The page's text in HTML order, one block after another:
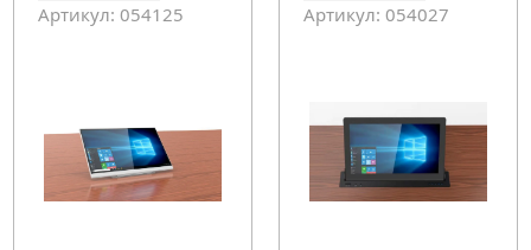
Артикул: 054125
Артикул: 054027